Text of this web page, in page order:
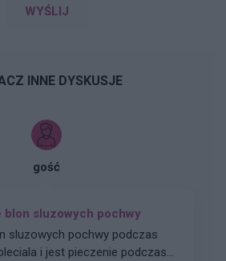
WYŚLIJ
INNE DYSKUSJE
gość
blon sluzowych pochwy
sluzowych pochwy podczas
i jest pieczenie podczas